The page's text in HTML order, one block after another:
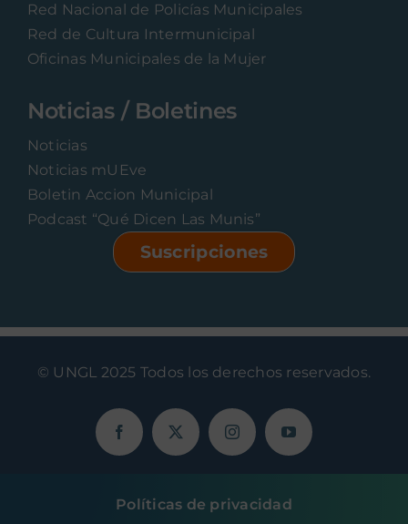
Red Nacional de Policías Municipales
Red de Cultura Intermunicipal
Oficinas Municipales de la Mujer
Noticias / Boletines
Noticias
Noticias mUEve
Boletin Accion Municipal
Podcast “Qué Dicen Las Munis”
Suscripciones
© UNGL 2025 Todos los derechos reservados.
Políticas de privacidad